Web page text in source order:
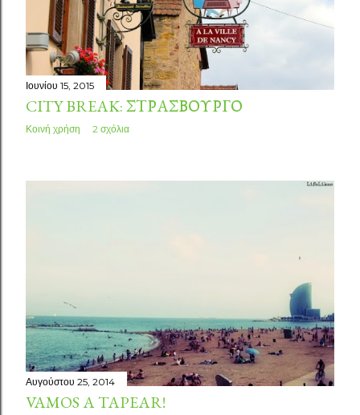
ε
ι
ς
Ιουνίου 15, 2015
CITY BREAK: ΣΤΡΑΣΒΟΎΡΓΟ
Κοινή χρήση 2 σχόλια
Αυγούστου 25, 2014
VAMOS A TAPEAR!